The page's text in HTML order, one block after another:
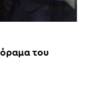
του